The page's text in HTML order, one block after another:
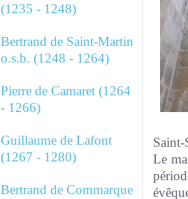
(1235 - 1248)
Bertrand de Saint-Martin
o.s.b. (1248 - 1264)
Pierre de Camaret (1264
- 1266)
Guillaume de Lafont
(1267 - 1280)
Bertrand de Commarque
Le